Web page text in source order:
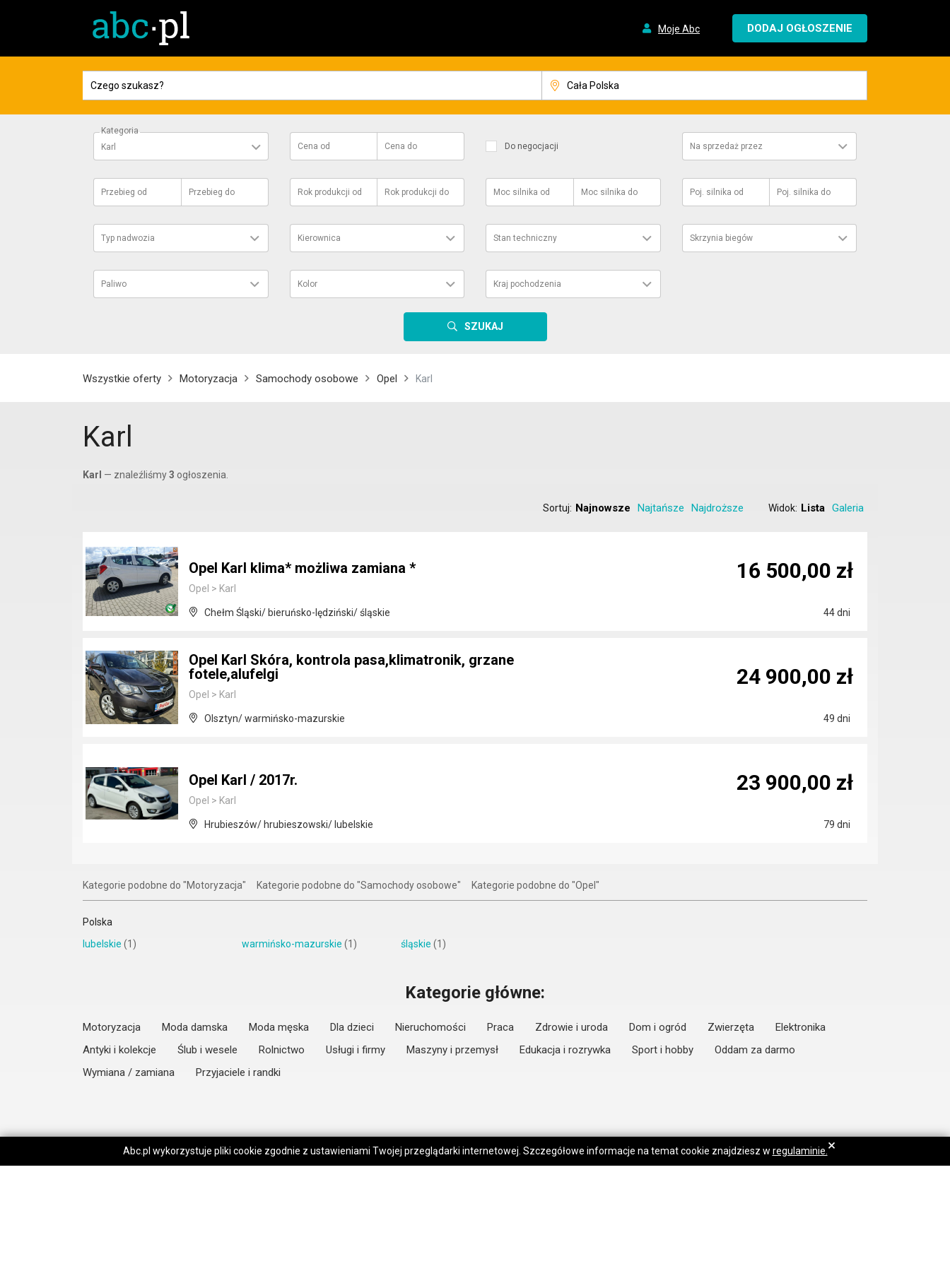
Moje Abc DODAJ OGŁOSZENIE
Kategoria
Karl
Cena od Cena do Do negocjacji Na sprzedaż przez
Przebieg od Przebieg do Rok produkcji od Rok produkcji do Moc silnika od Moc silnika do Poj. silnika od Poj. silnika do
Typ nadwozia Kierownica Stan techniczny Skrzynia biegów
Paliwo Kolor Kraj pochodzenia
SZUKAJ
Wszystkie oferty Motoryzacja Samochody osobowe Opel Karl
Karl
Karl — znaleźliśmy3 ogłoszenia.
Sortuj: Najnowsze Najtańsze Najdroższe Widok: Lista Galeria
Opel Karl klima* możliwa zamiana *
Opel > Karl
Chełm Śląski/ bieruńsko-lędziński/ śląskie 44 dni
16 500,00 zł
Opel Karl Skóra, kontrola pasa,klimatronik, grzane
fotele,alufelgi
Opel > Karl
Olsztyn/ warmińsko-mazurskie 49 dni
24 900,00 zł
Opel Karl / 2017r.
Opel > Karl
Hrubieszów/ hrubieszowski/ lubelskie 79 dni
23 900,00 zł
Kategorie podobne do "Motoryzacja" Kategorie podobne do "Samochody osobowe" Kategorie podobne do "Opel"
Polska
lubelskie (1) warmińsko-mazurskie (1) śląskie (1)
Kategorie główne:
Motoryzacja Moda damska Moda męska Dla dzieci Nieruchomości Praca Zdrowie i uroda Dom i ogród Zwierzęta
Elektronika
Antyki i kolekcje
Ślub i wesele Rolnictwo Usługi i firmy Maszyny i przemysł Edukacja i rozrywka Sport i hobby
Oddam za darmo
Wymiana / zamiana
Przyjaciele i randki
Abc.pl wykorzystuje pliki cookie zgodnie z ustawieniami Twojej przeglądarki internetowej. Szczegółowe informacje na temat cookie znajdziesz w regulaminie. ×